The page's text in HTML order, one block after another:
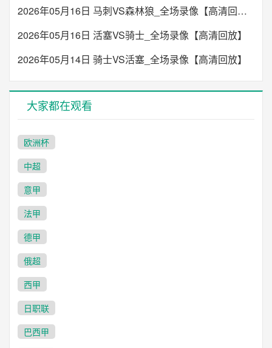
2026年05月16日 马刺VS森林狼_全场录像【高清回放】
2026年05月16日 活塞VS骑士_全场录像【高清回放】
2026年05月14日 骑士VS活塞_全场录像【高清回放】
大家都在观看
欧洲杯
中超
意甲
法甲
德甲
俄超
西甲
日职联
巴西甲